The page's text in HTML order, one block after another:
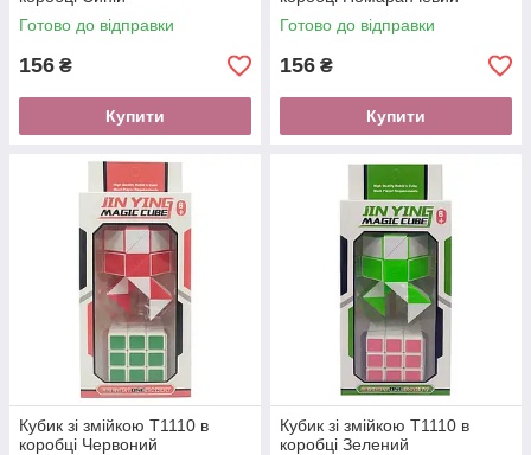
Готово до відправки
156 ₴
Купити
Готово до відправки
156 ₴
Купити
Кубик зі змійкою T1110 в
коробці Червоний
Кубик зі змійкою T1110 в
коробці Зелений